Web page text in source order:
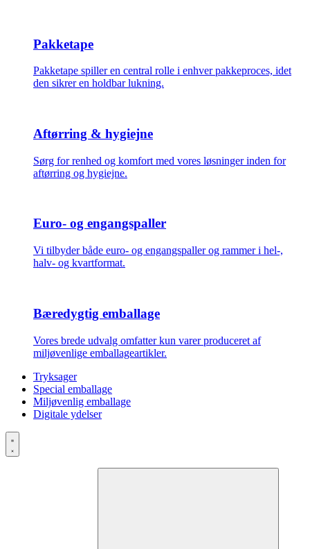
Pakketape
Pakketape spiller en central rolle i enhver pakkeproces, idet
den sikrer en holdbar lukning.
Aftørring & hygiejne
Sørg for renhed og komfort med vores løsninger inden for
aftørring og hygiejne.
Euro- og engangspaller
Vi tilbyder både euro- og engangspaller og rammer i hel-,
halv- og kvartformat.
Bæredygtig emballage
Vores brede udvalg omfatter kun varer produceret af
miljøvenlige emballageartikler.
Tryksager
Special emballage
Miljøvenlig emballage
Digitale ydelser